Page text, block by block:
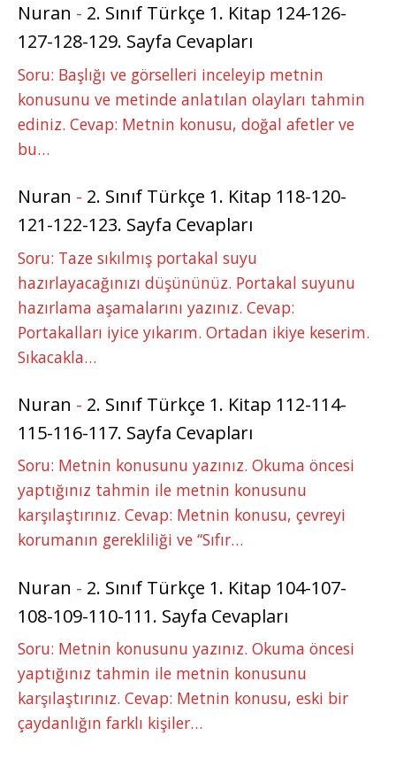
Nuran - 2. Sınıf Türkçe 1. Kitap 124-126-
127-128-129. Sayfa Cevapları
Soru: Başlığı ve görselleri inceleyip metnin
konusunu ve metinde anlatılan olayları tahmin
ediniz. Cevap: Metnin konusu, doğal afetler ve
bu…
Nuran - 2. Sınıf Türkçe 1. Kitap 118-120-
121-122-123. Sayfa Cevapları
Soru: Taze sıkılmış portakal suyu
hazırlayacağınızı düşününüz. Portakal suyunu
hazırlama aşamalarını yazınız. Cevap:
Portakalları iyice yıkarım. Ortadan ikiye keserim.
Sıkacakla…
Nuran - 2. Sınıf Türkçe 1. Kitap 112-114-
115-116-117. Sayfa Cevapları
Soru: Metnin konusunu yazınız. Okuma öncesi
yaptığınız tahmin ile metnin konusunu
karşılaştırınız. Cevap: Metnin konusu, çevreyi
korumanın gerekliliği ve “Sıfır…
Nuran - 2. Sınıf Türkçe 1. Kitap 104-107-
108-109-110-111. Sayfa Cevapları
Soru: Metnin konusunu yazınız. Okuma öncesi
yaptığınız tahmin ile metnin konusunu
karşılaştırınız. Cevap: Metnin konusu, eski bir
çaydanlığın farklı kişiler…